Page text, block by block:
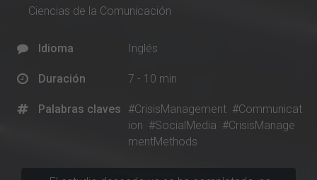
Ciencias de la Comunicación
Idioma Inglés
Duración 7 - 10 min
Palabras claves #CrisisManagement #Communicat
ion #SocialMedia #CrisisManage
mentMethods